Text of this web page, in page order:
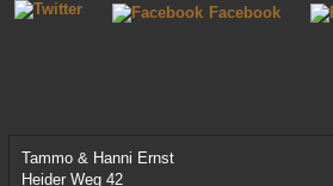
Facebook
Tammo & Hanni Ernst
Heider Weg 42